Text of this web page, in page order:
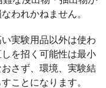
われかねません。
実験用品以外は使わ
を招く可能性は最小
さず、環境、実験結
ことになります。